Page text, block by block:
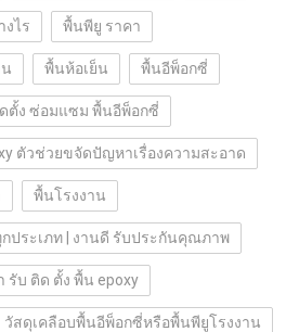
ไร พื้นพียู ราคา
พื้นห้อเย็น พื้นอีพ็อกซี่
ตั้ง ซ่อมแซม พื้นอีพ็อกซี่
ตัวช่วยขจัดปัญหาเรื่องความสะอาด
พื้นโรงงาน
ประเภท | งานดี รับประกันคุณภาพ
รับ ติด ตั้ง พื้น epoxy
วัสดุเคลือบพื้นอีพ็อกซี่หรือพื้นพียูโรงงาน